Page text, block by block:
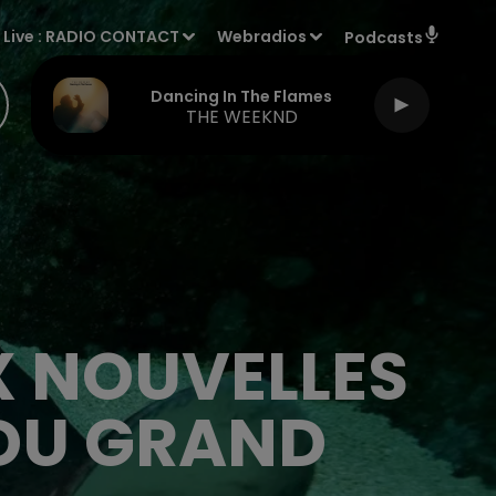
Live : RADIO CONTACT Webradios Podcasts
Dancing In The Flames
THE WEEKND
GRAND